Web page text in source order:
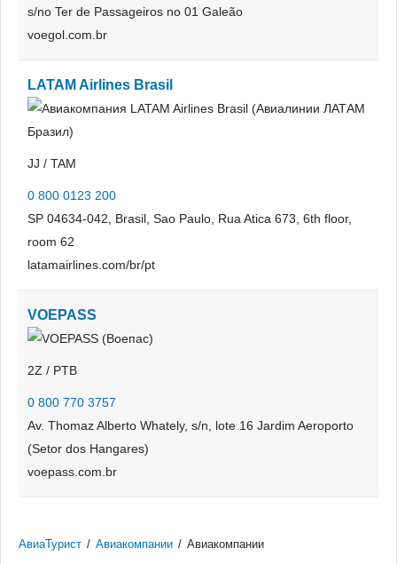
s/no Ter de Passageiros no 01 Galeão
voegol.com.br
LATAM Airlines Brasil
JJ / TAM
0 800 0123 200
SP 04634-042, Brasil, Sao Paulo, Rua Atica 673, 6th floor,
room 62
latamairlines.com/br/pt
VOEPASS
2Z / PTB
0 800 770 3757
Av. Thomaz Alberto Whately, s/n, lote 16 Jardim Aeroporto
(Setor dos Hangares)
voepass.com.br
АвиаТурист / Авиакомпании / Авиакомпании